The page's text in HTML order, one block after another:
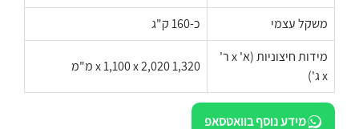
משקל עצמי
כ-160 ק"ג
מידות חיצוניות (א' x ר'
x ג')
1,320 x 1,100 x 2,020 מ"מ
מידע נוסף בוואטסאפ